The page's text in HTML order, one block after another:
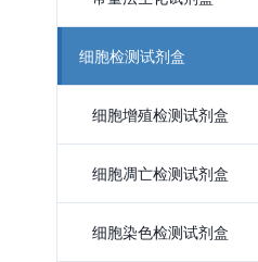
细胞检测试剂盒
细胞增殖检测试剂盒
细胞凋亡检测试剂盒
细胞染色检测试剂盒